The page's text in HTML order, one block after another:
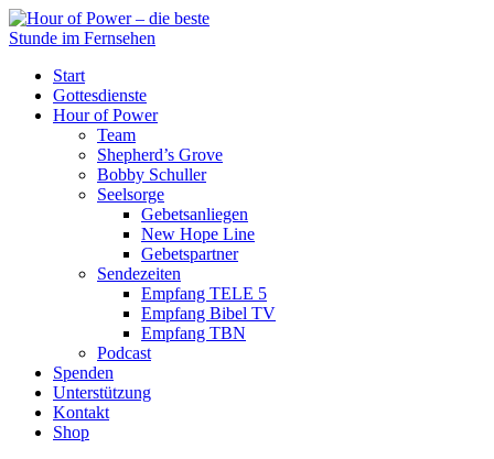
Start
Gottesdienste
Hour of Power
Team
Shepherd’s Grove
Bobby Schuller
Seelsorge
Gebetsanliegen
New Hope Line
Gebetspartner
Sendezeiten
Empfang TELE 5
Empfang Bibel TV
Empfang TBN
Podcast
Spenden
Unterstützung
Kontakt
Shop